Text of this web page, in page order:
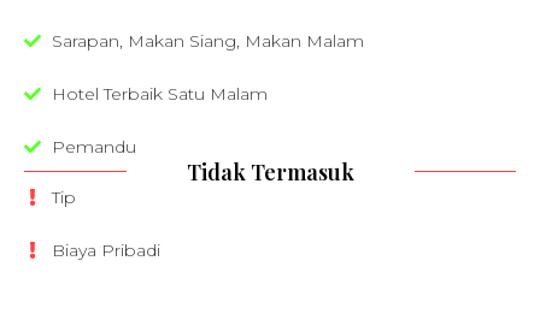
Sarapan, Makan Siang, Makan Malam
Hotel Terbaik Satu Malam
Pemandu
Tidak Termasuk
Tip
Biaya Pribadi